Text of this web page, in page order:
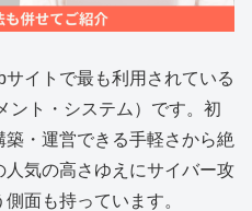
イトで最も利用されている
ント・システム）です。初
・運営できる手軽さから絶
気の高さゆえにサイバー攻
面も持っています。